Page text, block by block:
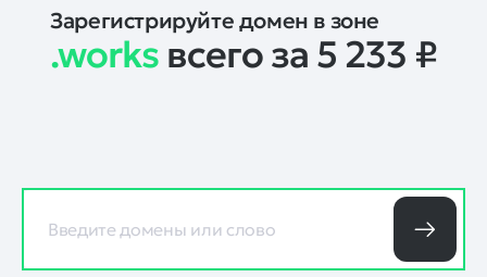
Зарегистрируйте домен в зоне
.works всего за 5 233 ₽